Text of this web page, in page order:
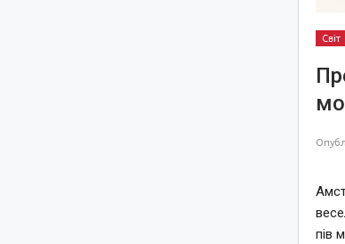
Світ
пів